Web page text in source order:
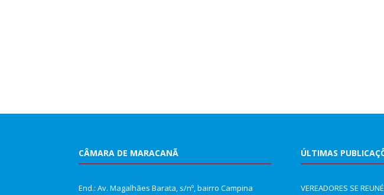
CÂMARA DE MARACANÃ
End.: Av. Magalhães Barata, s/nº, bairro Campina
ÚLTIMAS
VEREADORES SE